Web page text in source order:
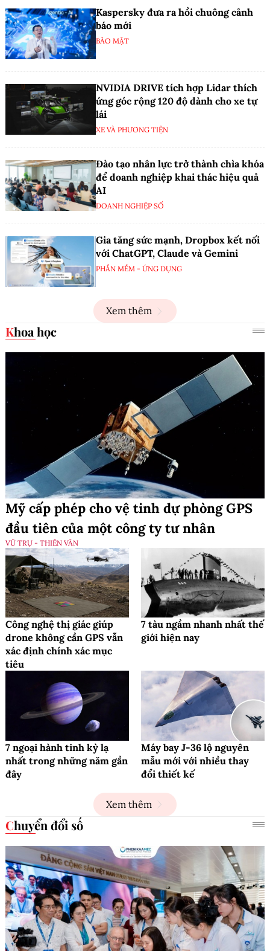
Kaspersky đưa ra hồi chuông cảnh
báo mới
BẢO MẬT
NVIDIA DRIVE tích hợp Lidar thích
ứng góc rộng 120 độ dành cho xe tự
lái
XE VÀ PHƯƠNG TIỆN
Đào tạo nhân lực trở thành chìa khóa
để doanh nghiệp khai thác hiệu quả
AI
DOANH NGHIỆP SỐ
Gia tăng sức mạnh, Dropbox kết nối
với ChatGPT, Claude và Gemini
PHẦN MỀM - ỨNG DỤNG
Xem thêm
Khoa học
Mỹ cấp phép cho vệ tinh dự phòng GPS
đầu tiên của một công ty tư nhân
VŨ TRỤ - THIÊN VĂN
Công nghệ thị giác giúp
drone không cần GPS vẫn
xác định chính xác mục
tiêu
7 tàu ngầm nhanh nhất thế
giới hiện nay
7 ngoại hành tinh kỳ lạ
nhất trong những năm gần
đây
Máy bay J-36 lộ nguyên
mẫu mới với nhiều thay
đổi thiết kế
Xem thêm
Chuyển đổi số